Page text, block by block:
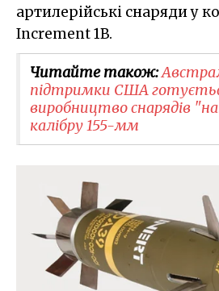
артилерійські снаряди у
Increment 1B.
Читайте також:
підтримки США
виробництво снарядів
калібру 155-мм